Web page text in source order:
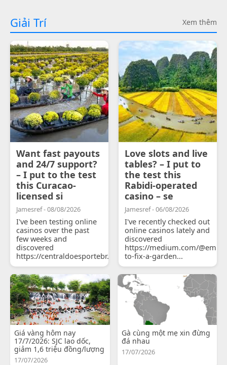
Giải Trí Xem thêm
Want fast payouts
and 24/7 support?
– I put to the test
this Curacao-
licensed si
Jamesref - 08/08/2026
I've been testing online
casinos over the past
few weeks and
discovered
https://centraldoesportebr.substack.com/p/cucure...
Love slots and live
tables? – I put to
the test this
Rabidi-operated
casino – se
Jamesref - 06/08/2026
I've recently checked out
online casinos lately and
discovered
https://medium.com/
to-fix-a-garden...
Giá vàng hôm nay
17/7/2026: SJC lao dốc,
giảm 1,6 triệu đồng/lượng
17/07/2026
Gà cùng một mẹ xin đừng
đá nhau
17/07/2026